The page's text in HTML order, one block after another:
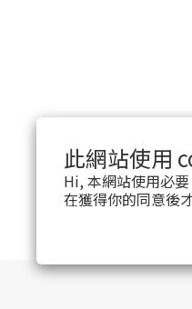
此網站使用
Hi, 本網站使用必
在獲得你的同意後